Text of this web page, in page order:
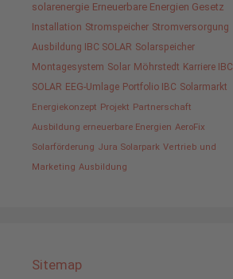
solarenergie Erneuerbare Energien Gesetz
Installation Stromspeicher Stromversorgung
Ausbildung IBC SOLAR Solarspeicher
Montagesystem Solar Möhrstedt Karriere IBC
SOLAR EEG-Umlage Portfolio IBC Solarmarkt
Energiekonzept Projekt Partnerschaft
Ausbildung erneuerbare Energien AeroFix
Solarförderung Jura Solarpark Vertrieb und
Marketing Ausbildung
Sitemap